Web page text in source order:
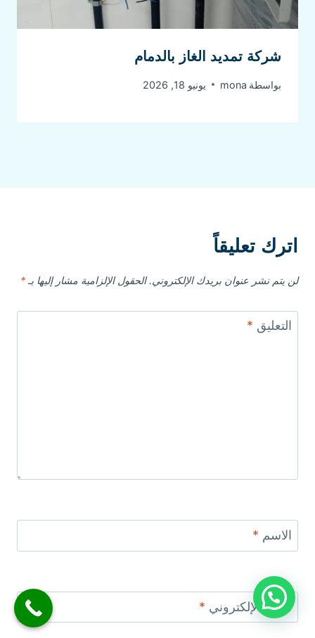
شركة تمديد الغاز بالدمام
بواسطة mona يونيو 18, 2026
اترك تعليقاً
لن يتم نشر عنوان بريدك الإلكتروني. الحقول الإلزامية مشار إليها بـ *
التعليق *
الاسم *
البريد الإلكتروني *